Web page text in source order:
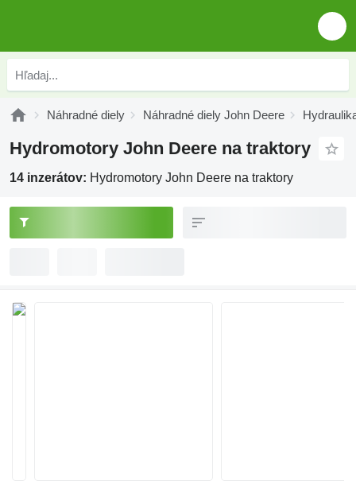
Náhradné diely Náhradné diely John Deere
Hydromotory John Deere na traktory
14 inzerátov: Hydromotory John Deere na traktory